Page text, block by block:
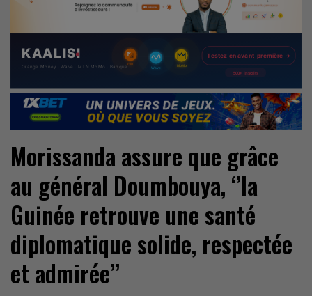
Morissanda assure que grâce
au général Doumbouya, ‘’la
Guinée retrouve une santé
diplomatique solide, respectée
et admirée’’